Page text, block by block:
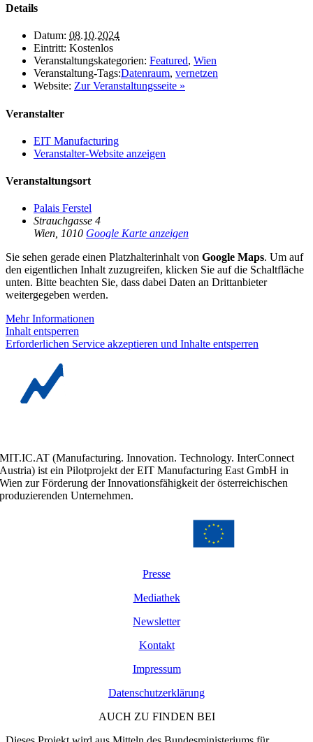
Details
Datum: 08.10.2024
Eintritt: Kostenlos
Veranstaltungskategorien: Featured, Wien
Veranstaltung-Tags:Datenraum, vernetzen
Website: Zur Veranstaltungsseite »
Veranstalter
EIT Manufacturing
Veranstalter-Website anzeigen
Veranstaltungsort
Palais Ferstel
Strauchgasse 4
Wien 1010 Google Karte anzeigen
Sie sehen gerade einen Platzhalterinhalt von Google Maps. Um auf
den eigentlichen Inhalt zuzugreifen, klicken Sie auf die Schaltfläche
unten. Bitte beachten Sie, dass dabei Daten an Drittanbieter
weitergegeben werden.
Mehr Informationen
Inhalt entsperren
Erforderlichen Service akzeptieren und Inhalte entsperren
MIT.IC.AT (Manufacturing. Innovation. Technology. InterConnect
Austria) ist ein Pilotprojekt der EIT Manufacturing East GmbH in
Wien zur Förderung der Innovationsfähigkeit der österreichischen
produzierenden Unternehmen.
Presse
Mediathek
Newsletter
Kontakt
Impressum
Datenschutzerklärung
AUCH ZU FINDEN BEI